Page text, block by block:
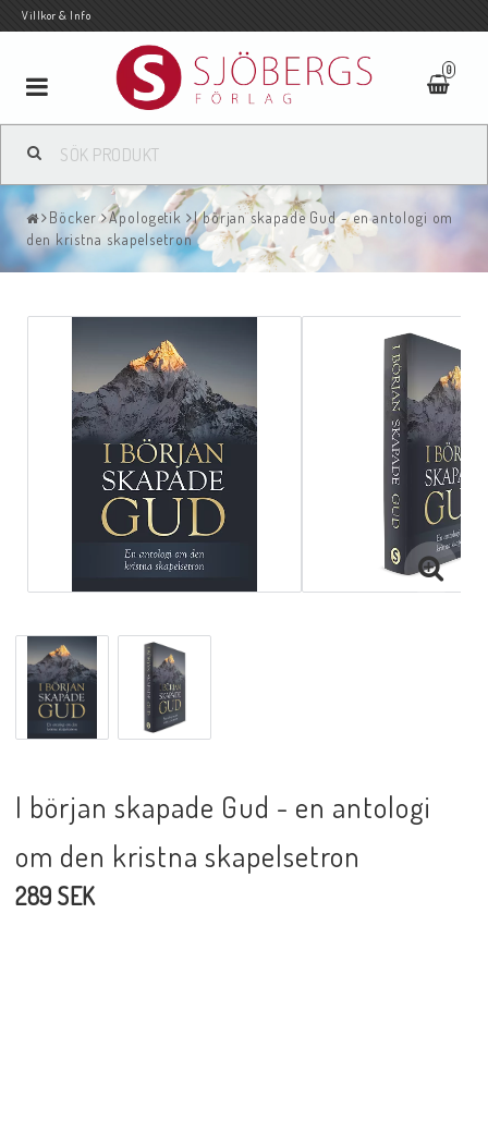
Villkor & Info
0
Toggle
navigation
Böcker Apologetik
I början skapade Gud - en antologi om
den kristna skapelsetron
I början skapade Gud - en antologi
om den kristna skapelsetron
289 SEK